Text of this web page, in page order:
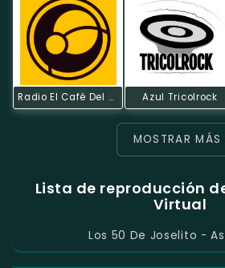
Radio El Café Del Mundo Azul Tricolrock
MOSTRAR MÁS
Lista de reproducción
Virtual
Los 50 De Joselito -